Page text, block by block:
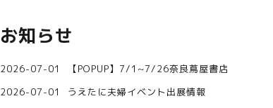
お知らせ
2026-07-01
【POPUP】7/1~7/26奈良蔦屋書店
2026-07-01
うえたに夫婦イベント出展情報